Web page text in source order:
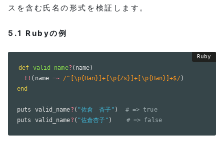
スを含む氏名の形式を検証します。
5.1 Rubyの例
def valid_name? ( name)
! ! ( name =~ /^[\p{Han}]+[\p{Zs}]+[\p{Han}]+$/ )
end
puts valid_name? ( "佐倉　杏子" )
# => true
puts valid_name? ( "佐倉杏子" ) # => false